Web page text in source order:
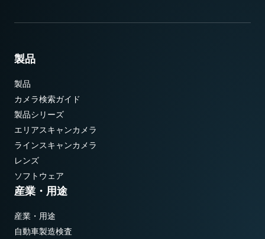
製品
製品
カメラ検索ガイド
製品シリーズ
エリアスキャンカメラ
ラインスキャンカメラ
レンズ
ソフトウェア
産業・用途
産業・用途
自動車製造検査